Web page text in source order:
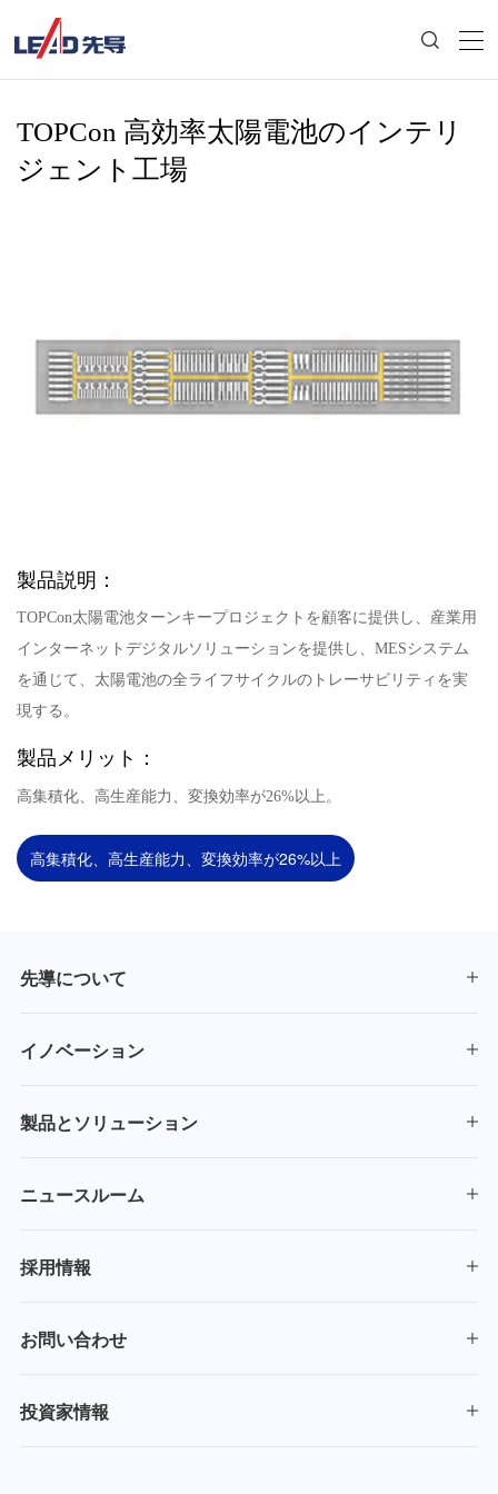
TOPCon 高効率太陽電池のインテリ
ジェント工場
製品説明：
TOPCon太陽電池ターンキープロジェクトを顧客に提供し、産業用
インターネットデジタルソリューションを提供し、MESシステム
を通じて、太陽電池の全ライフサイクルのトレーサビリティを実
現する。
製品メリット：
高集積化、高生産能力、変換効率が26%以上。
高集積化、高生産能力、変換効率が26%以上
先導について
イノベーション
製品とソリューション
ニュースルーム
採用情報
お問い合わせ
投資家情報